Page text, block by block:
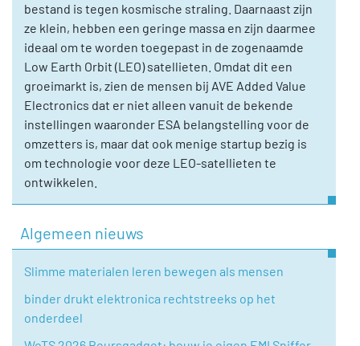
bestand is tegen kosmische straling. Daarnaast zijn
ze klein, hebben een geringe massa en zijn daarmee
ideaal om te worden toegepast in de zogenaamde
Low Earth Orbit (LEO) satellieten. Omdat dit een
groeimarkt is, zien de mensen bij AVE Added Value
Electronics dat er niet alleen vanuit de bekende
instellingen waaronder ESA belangstelling voor de
omzetters is, maar dat ook menige startup bezig is
om technologie voor deze LEO-satellieten te
ontwikkelen.
Algemeen nieuws
Slimme materialen leren bewegen als mensen
binder drukt elektronica rechtstreeks op het
onderdeel